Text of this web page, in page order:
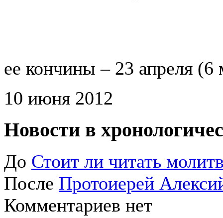
ее кончины – 23 апреля (6
10 июня 2012
Новости в
До Стоит ли читать
После Протоиерей
Комментариев нет